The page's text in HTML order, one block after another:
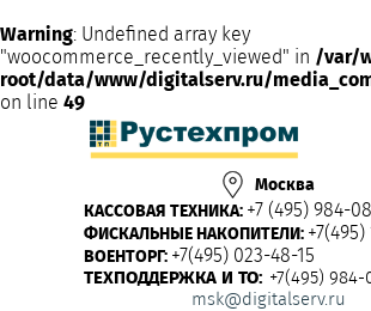
Warning: Undefined array key
"woocommerce_recently_viewed" in /var/
root/data/www/digitalserv.ru/
on line 49
Москва
КАССОВАЯ ТЕХНИКА: +7 (495) 984-
ФИСКАЛЬНЫЕ НАКОПИТЕЛИ:
ВОЕНТОРГ: +7(495) 023-48-15
ТЕХПОДДЕРЖКА И ТО: +7(495) 984-
msk@digitalserv.ru